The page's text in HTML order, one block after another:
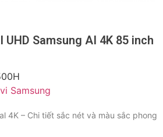
Samsung AI 4K 85 inch
Samsung
4K – Chi tiết sắc nét và màu sắc phong